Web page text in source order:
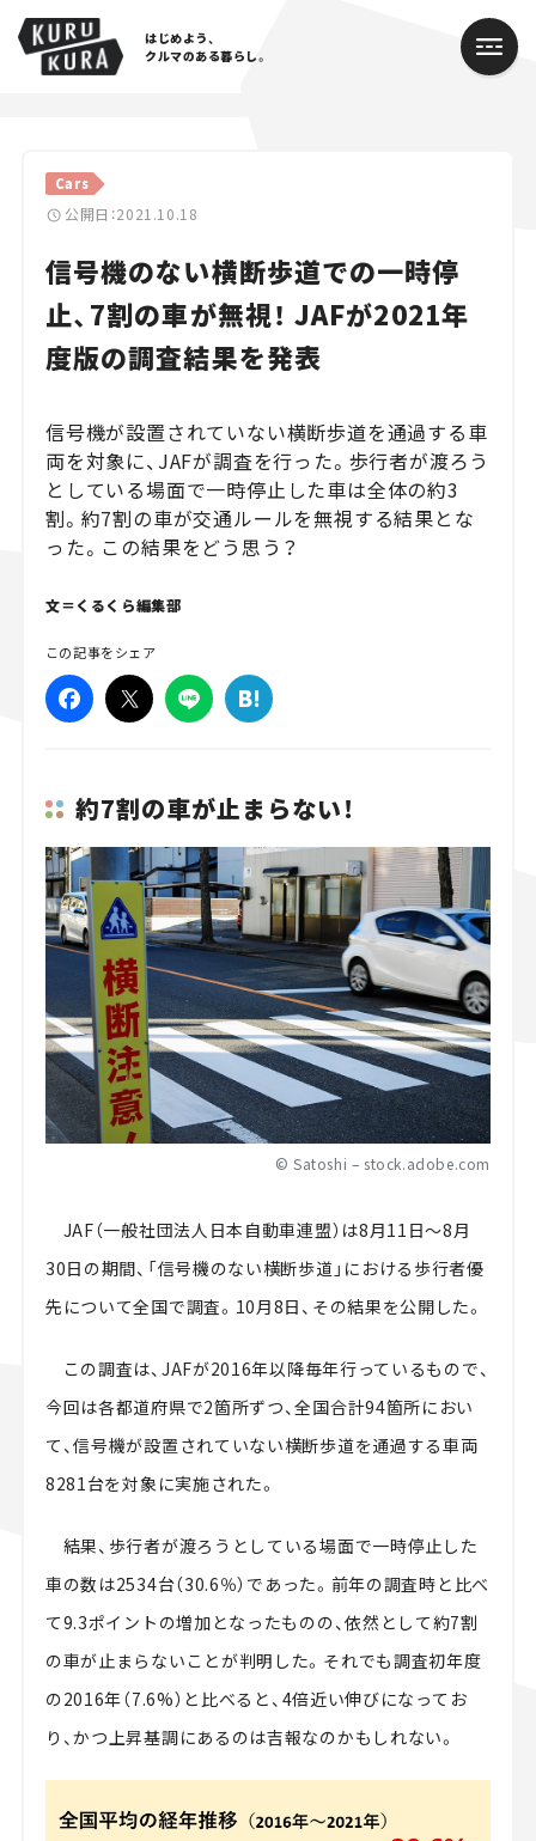
はじめよう、
クルマのある暮らし。
Cars
公開日：2021.10.18
信号機のない横断歩道での一時停
止、7割の車が無視！ JAFが2021年
度版の調査結果を発表
信号機が設置されていない横断歩道を通過する車
両を対象に、JAFが調査を行った。歩行者が渡ろう
としている場面で一時停止した車は全体の約3
割。約7割の車が交通ルールを無視する結果とな
った。この結果をどう思う？
文＝くるくら編集部
この記事をシェア
約7割の車が止まらない！
© Satoshi – stock.adobe.com
JAF（一般社団法人日本自動車連盟）は8月11日～8月
30日の期間、「信号機のない横断歩道」における歩行者優
先について全国で調査。10月8日、その結果を公開した。
この調査は、JAFが2016年以降毎年行っているもので、
今回は各都道府県で2箇所ずつ、全国合計94箇所におい
て、信号機が設置されていない横断歩道を通過する車両
8281台を対象に実施された。
結果、歩行者が渡ろうとしている場面で一時停止した
車の数は2534台（30.6％）であった。前年の調査時と比べ
て9.3ポイントの増加となったものの、依然として約7割
の車が止まらないことが判明した。それでも調査初年度
の2016年（7.6%）と比べると、4倍近い伸びになってお
り、かつ上昇基調にあるのは吉報なのかもしれない。
Cars
Lifestyle
Traffic
Special
Series
Campaign
人気のハッシュタグ
マツダ｜Mazda